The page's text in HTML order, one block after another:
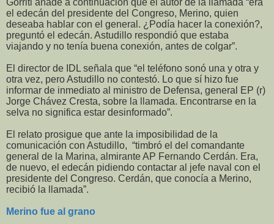
el edecán del presidente del Congreso, Merino, quien
deseaba hablar con el general. ¿Podía hacer la conexión?,
preguntó el edecán. Astudillo respondió que estaba
viajando y no tenía buena conexión, antes de colgar”.
El director de IDL señala que “el teléfono sonó una y otra y
otra vez, pero Astudillo no contestó. Lo que sí hizo fue
informar de inmediato al ministro de Defensa, general EP (r)
Jorge Chávez Cresta, sobre la llamada. Encontrarse en la
selva no significa estar desinformado”.
El relato prosigue que ante la imposibilidad de la
comunicación con Astudillo, “timbró el del comandante
general de la Marina, almirante AP Fernando Cerdán. Era,
de nuevo, el edecán pidiendo contactar al jefe naval con el
presidente del Congreso. Cerdán, que conocía a Merino,
recibió la llamada”.
Merino fue al grano